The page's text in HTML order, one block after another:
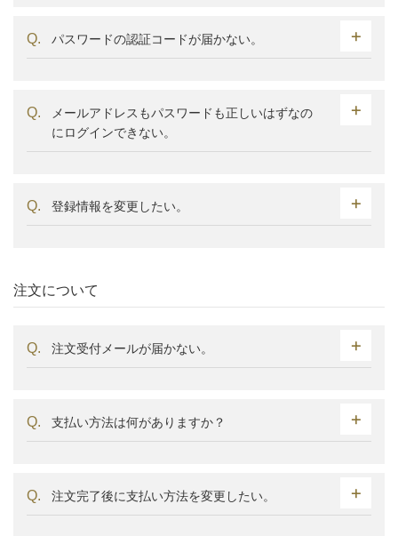
パスワードの認証コードが届かない。
メールアドレスもパスワードも正しいはずなの
にログインできない。
登録情報を変更したい。
注文について
注文受付メールが届かない。
支払い方法は何がありますか？
注文完了後に支払い方法を変更したい。